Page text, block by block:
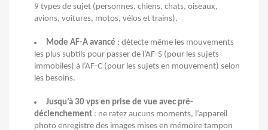
9 types de sujet (personnes, chiens, chats, oiseaux,
avions, voitures, motos, vélos et trains).
Mode AF-A avancé : détecte même les mouvements
les plus subtils pour passer de l’AF-S (pour les sujets
immobiles) à l’AF-C (pour les sujets en mouvement) selon
les besoins.
Jusqu’à 30 vps en prise de vue avec pré-
déclenchement : ne ratez aucuns moments, l’appareil
photo enregistre des images mises en mémoire tampon